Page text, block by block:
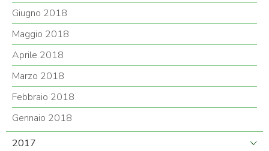
Giugno 2018
Maggio 2018
Aprile 2018
Marzo 2018
Febbraio 2018
Gennaio 2018
2017